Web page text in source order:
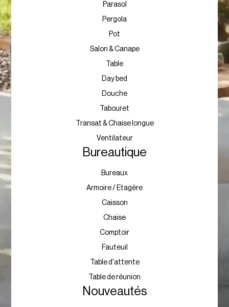
Parasol
Pergola
Pot
Salon & Canape
Table
Day bed
Douche
Tabouret
Transat & Chaise longue
Ventilateur
Bureautique
Bureaux
Armoire / Etagère
Caisson
Chaise
Comptoir
Fauteuil
Table d'attente
Table de réunion
Nouveautés